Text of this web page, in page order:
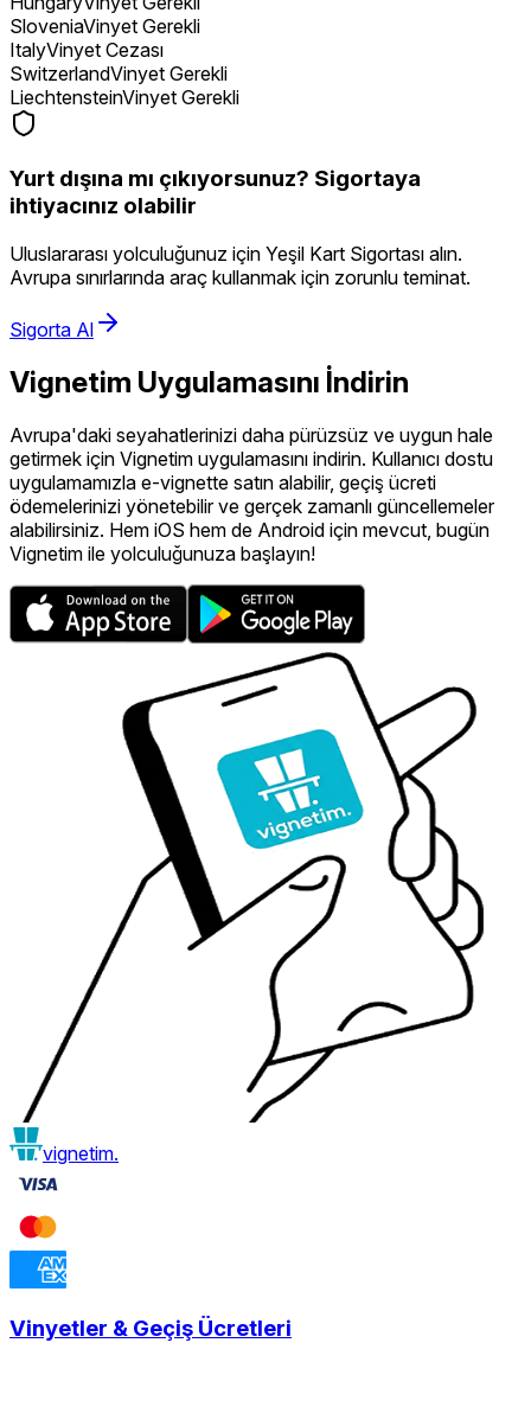
SloveniaVinyet Gerekli
ItalyVinyet Cezası
SwitzerlandVinyet Gerekli
LiechtensteinVinyet Gerekli
Yurt dışına mı çıkıyorsunuz? Sigortaya
ihtiyacınız olabilir
Uluslararası yolculuğunuz için Yeşil Kart Sigortası alın.
Avrupa sınırlarında araç kullanmak için zorunlu teminat.
Sigorta Al
Vignetim Uygulamasını İndirin
Avrupa'daki seyahatlerinizi daha pürüzsüz ve uygun hale
getirmek için Vignetim uygulamasını indirin. Kullanıcı dostu
uygulamamızla e-vignette satın alabilir, geçiş ücreti
ödemelerinizi yönetebilir ve gerçek zamanlı güncellemeler
alabilirsiniz. Hem iOS hem de Android için mevcut, bugün
Vignetim ile yolculuğunuza başlayın!
vignetim.
Vinyetler & Geçiş Ücretleri